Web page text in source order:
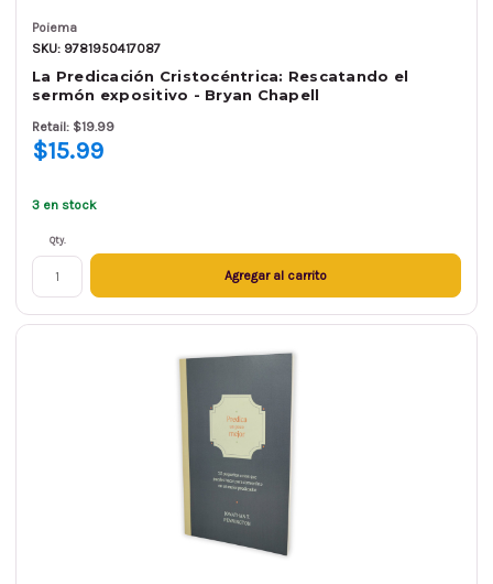
Poiema
SKU: 9781950417087
La Predicación Cristocéntrica: Rescatando el
sermón expositivo - Bryan Chapell
Retail: $19.99
$15.99
3 en stock
Qty.
Agregar al carrito